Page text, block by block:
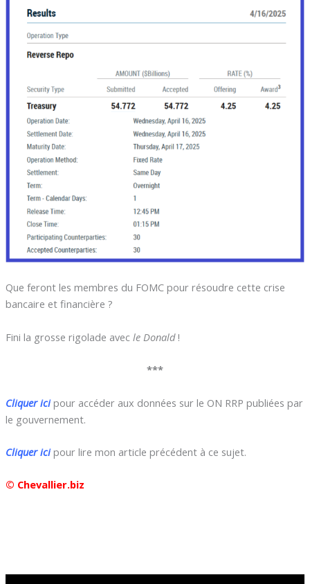
Que feront les membres du FOMC pour résoudre cette crise
bancaire et financière ?
Fini la grosse rigolade avec le Donald!
***
Cliquer ici pour accéder aux données sur le ON RRP publiées par
le gouvernement.
Cliquer ici pour lire mon article précédent à ce sujet.
© Chevallier.biz